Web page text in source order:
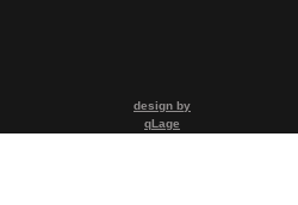
design by
qLage